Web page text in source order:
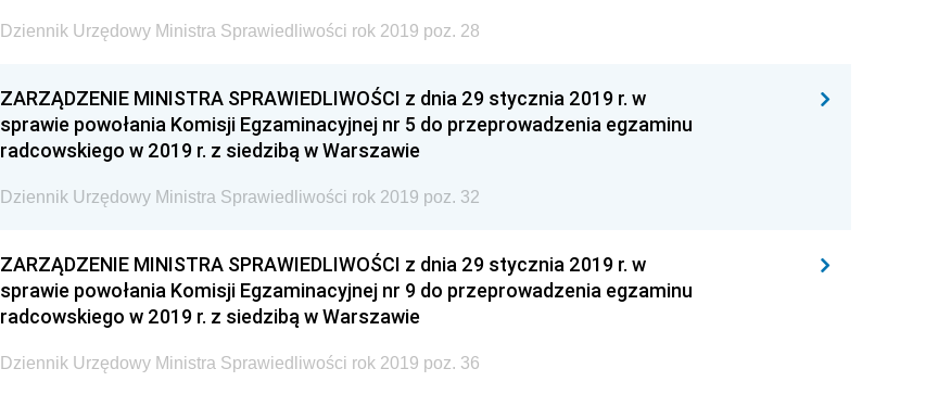
Dziennik Urzędowy Ministra Sprawiedliwości rok 2019 poz. 28
ZARZĄDZENIE MINISTRA SPRAWIEDLIWOŚCI z dnia 29 stycznia 2019 r. w
sprawie powołania Komisji Egzaminacyjnej nr 5 do przeprowadzenia egzaminu
radcowskiego w 2019 r. z siedzibą w Warszawie
Dziennik Urzędowy Ministra Sprawiedliwości rok 2019 poz. 32
ZARZĄDZENIE MINISTRA SPRAWIEDLIWOŚCI z dnia 29 stycznia 2019 r. w
sprawie powołania Komisji Egzaminacyjnej nr 9 do przeprowadzenia egzaminu
radcowskiego w 2019 r. z siedzibą w Warszawie
Dziennik Urzędowy Ministra Sprawiedliwości rok 2019 poz. 36